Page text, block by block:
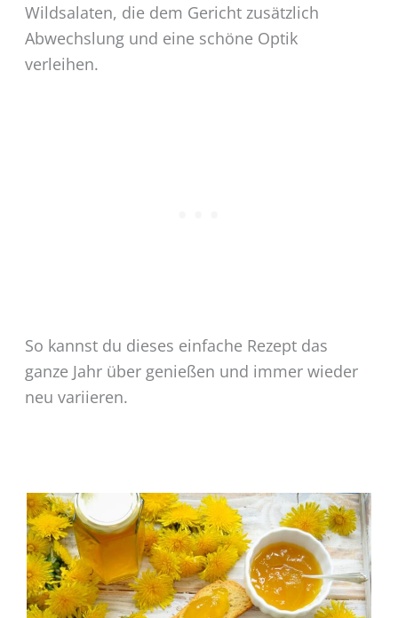
Wildsalaten, die dem Gericht zusätzlich
Abwechslung und eine schöne Optik
verleihen.
So kannst du dieses einfache Rezept das
ganze Jahr über genießen und immer wieder
neu variieren.